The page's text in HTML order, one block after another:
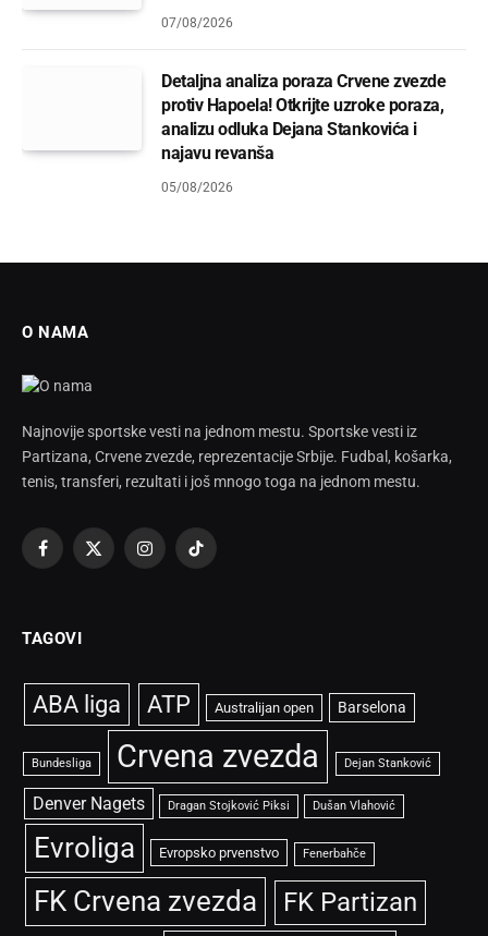
07/08/2026
Detaljna analiza poraza Crvene zvezde
protiv Hapoela! Otkrijte uzroke poraza,
analizu odluka Dejana Stankovića i
najavu revanša
05/08/2026
O NAMA
Najnovije sportske vesti na jednom mestu. Sportske vesti iz
Partizana, Crvene zvezde, reprezentacije Srbije. Fudbal, košarka,
tenis, transferi, rezultati i još mnogo toga na jednom mestu.
Facebook
X
InstagramTikTok
TAGOVI
ABA liga ATP Australijan open Barselona
Bundesliga Crvena zvezda Dejan Stanković
Denver Nagets Dragan Stojković Piksi Dušan Vlahović
Evroliga Evropsko prvenstvo Fenerbahče
FK Crvena zvezda FK Partizan